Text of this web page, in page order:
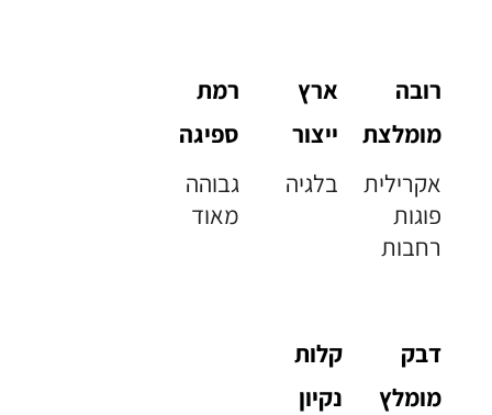
רובה
מומלצת
אקרילית
פוגות
רחבות
ארץ
ייצור
בלגיה
רמת
ספיגה
גבוהה
מאוד
דבק
מומלץ
קלות
נקיון